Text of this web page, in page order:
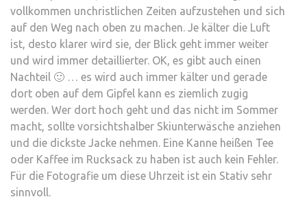
vollkommen unchristlichen Zeiten aufzustehen und sich
auf den Weg nach oben zu machen. Je kälter die Luft
ist, desto klarer wird sie, der Blick geht immer weiter
und wird immer detaillierter. OK, es gibt auch einen
Nachteil 🙂 … es wird auch immer kälter und gerade
dort oben auf dem Gipfel kann es ziemlich zugig
werden. Wer dort hoch geht und das nicht im Sommer
macht, sollte vorsichtshalber Skiunterwäsche anziehen
und die dickste Jacke nehmen. Eine Kanne heißen Tee
oder Kaffee im Rucksack zu haben ist auch kein Fehler.
Für die Fotografie um diese Uhrzeit ist ein Stativ sehr
sinnvoll.